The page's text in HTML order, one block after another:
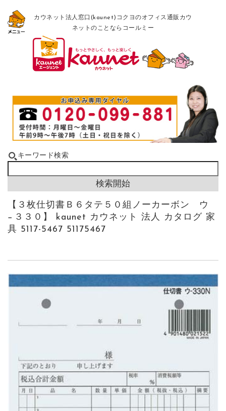
カウネット法人窓口(kaunet)コクヨのオフィス通販カウ
ネットのことならコールミー
キーワード検索
【３枚仕切書Ｂ６タテ５０組ノーカーボン ウ
−３３０】 kaunet カウネット 法人 カタログ 家
具 5117-5467 51175467